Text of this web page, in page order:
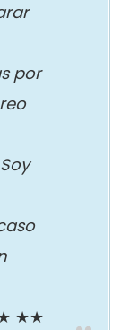
por
★ ★★